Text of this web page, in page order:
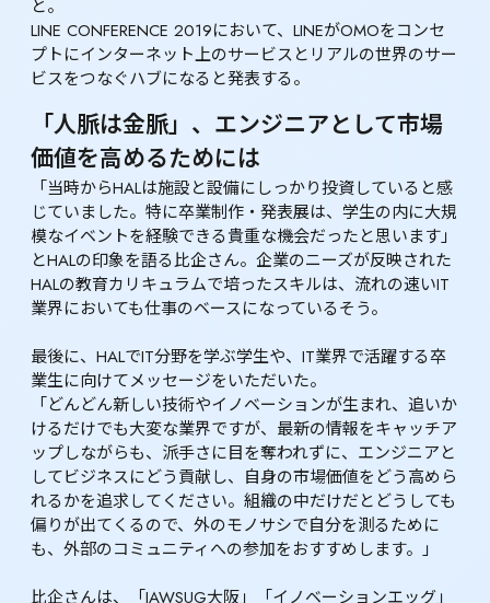
と。
LINE CONFERENCE 2019において、LINEがOMOをコンセ
プトにインターネット上のサービスとリアルの世界のサー
ビスをつなぐハブになると発表する。
「人脈は金脈」、エンジニアとして市場
価値を高めるためには
「当時からHALは施設と設備にしっかり投資していると感
じていました。特に卒業制作・発表展は、学生の内に大規
模なイベントを経験できる貴重な機会だったと思います」
とHALの印象を語る比企さん。企業のニーズが反映された
HALの教育カリキュラムで培ったスキルは、流れの速いIT
業界においても仕事のベースになっているそう。
最後に、HALでIT分野を学ぶ学生や、IT業界で活躍する卒
業生に向けてメッセージをいただいた。
「どんどん新しい技術やイノベーションが生まれ、追いか
けるだけでも大変な業界ですが、最新の情報をキャッチア
ップしながらも、派手さに目を奪われずに、エンジニアと
してビジネスにどう貢献し、自身の市場価値をどう高めら
れるかを追求してください。組織の中だけだとどうしても
偏りが出てくるので、外のモノサシで自分を測るために
も、外部のコミュニティへの参加をおすすめします。」
比企さんは、「JAWSUG大阪」「イノベーションエッグ」